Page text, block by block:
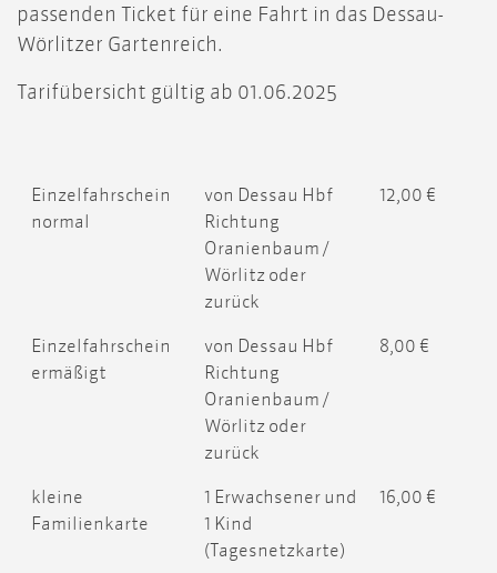
passenden Ticket für eine Fahrt in das Dessau-
Wörlitzer Gartenreich.
Tarifübersicht gültig ab 01.06.2025
Einzelfahrschein
normal
von Dessau Hbf
Richtung
Oranienbaum /
Wörlitz oder
zurück
12,00 €
Einzelfahrschein
ermäßigt
von Dessau Hbf
Richtung
Oranienbaum /
Wörlitz oder
zurück
8,00 €
kleine
Familienkarte
1 Erwachsener und
1 Kind
(Tagesnetzkarte)
16,00 €